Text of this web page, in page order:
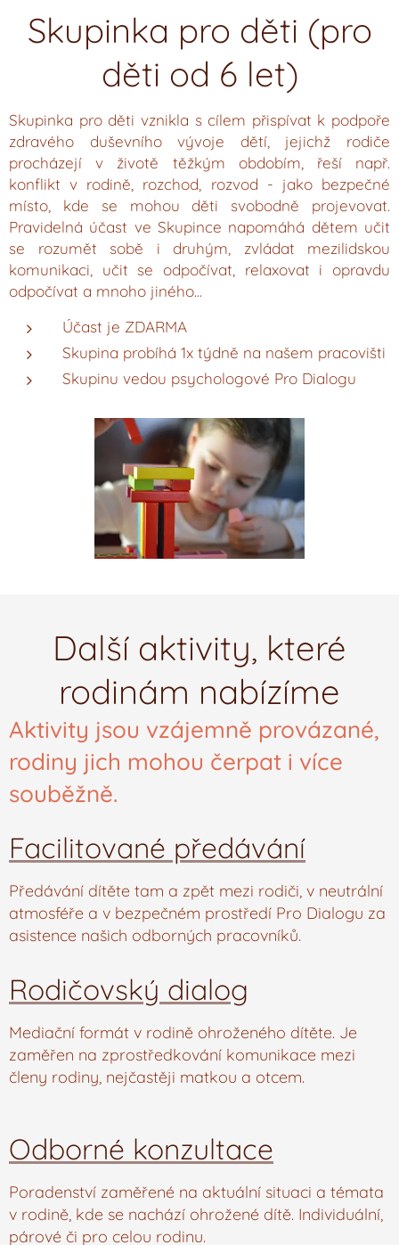
Skupinka pro děti (pro
děti od 6 let)
Skupinka pro děti vznikla s cílem přispívat k podpoře
zdravého duševního vývoje dětí, jejichž rodiče
procházejí v životě těžkým obdobím, řeší např.
konflikt v rodině, rozchod, rozvod - jako bezpečné
místo, kde se mohou děti svobodně projevovat.
Pravidelná účast ve Skupince napomáhá dětem učit
se rozumět sobě i druhým, zvládat mezilidskou
komunikaci, učit se odpočívat, relaxovat i opravdu
odpočívat a mnoho jiného...
Účast je ZDARMA
Skupina probíhá 1x týdně na našem pracovišti
Skupinu vedou psychologové Pro Dialogu
Další aktivity, které
rodinám nabízíme
Aktivity jsou vzájemně provázané,
rodiny jich mohou čerpat i více
souběžně.
Facilitované předávání
Předávání dítěte tam a zpět mezi rodiči, v neutrální
atmosféře a v bezpečném prostředí Pro Dialogu za
asistence našich odborných pracovníků.
Rodičovský dialog
Mediační formát v rodině ohroženého dítěte. Je
zaměřen na zprostředkování komunikace mezi
členy rodiny, nejčastěji matkou a otcem.
Odborné konzultace
Poradenství zaměřené na aktuální situaci a témata
v rodině, kde se nachází ohrožené dítě. Individuální,
párové či pro celou rodinu.